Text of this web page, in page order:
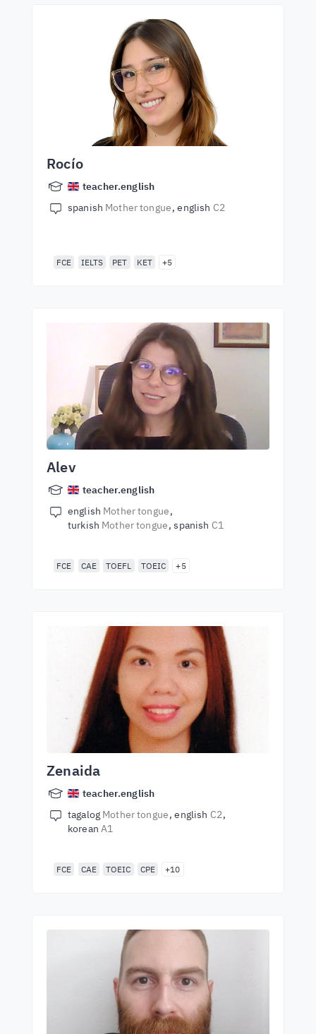
Rocío
teacher.english
spanish Mother tongue english C2
FCE IELTS PET KET +5
Alev
teacher.english
english Mother tongue
turkish Mother tongue spanish C1
FCE CAE TOEFL TOEIC +5
Zenaida
teacher.english
tagalog Mother tongue english C2
korean A1
FCE CAE TOEIC CPE +10